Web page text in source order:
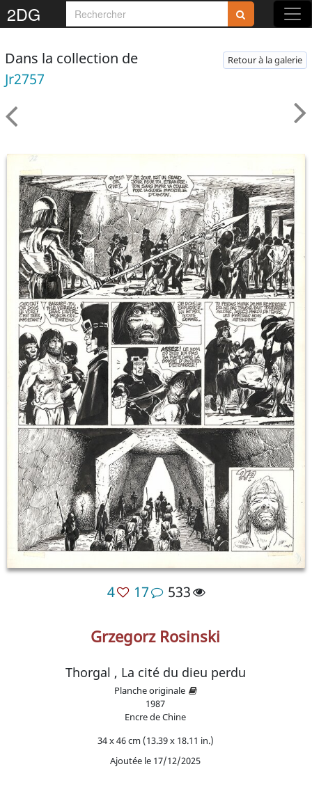
2DG
Dans la collection de
Jr2757
Retour à la galerie
4 17 533
Grzegorz Rosinski
Thorgal , La cité du dieu perdu
Planche originale
1987
Encre de Chine
34 x 46 cm (13.39 x 18.11 in.)
Ajoutée le 17/12/2025